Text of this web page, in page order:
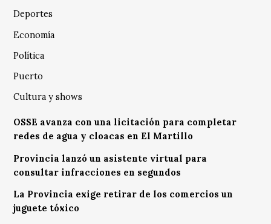
Deportes
Economía
Política
Puerto
Cultura y shows
OSSE avanza con una licitación para completar
redes de agua y cloacas en El Martillo
Provincia lanzó un asistente virtual para
consultar infracciones en segundos
La Provincia exige retirar de los comercios un
juguete tóxico